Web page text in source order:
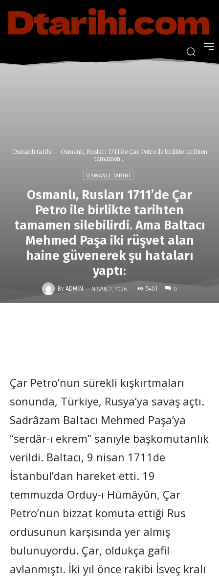
Osmanlı tarihi
Osmanlı, Rusları 1711'de Çar Petro ile birlikte tarihten
tamamen...
OSMANLI TARIHI
Osmanlı, Rusları 1711’de Çar
Petro ile birlikte tarihten
tamamen silebilirdi. Ama Baltacı
Mehmed Paşa iki rüşvet alan
haine güvenerek şu hataları
yaptı:
By ADMIN - NISAN 2, 2026 5401 0
Çar Petro’nun sürekli kışkırtmaları
sonunda, Türkiye, Rusya’ya savaş açtı.
Sadrâzam Baltacı Mehmed Paşa’ya
“serdâr-ı ekrem” sanıyle başkomutanlık
verildi. Baltacı, 9 nisan 1711de
İstanbul’dan hareket etti. 19
temmuzda Orduy-ı Hümâyûn, Çar
Petro’nun bizzat komuta ettiği Rus
ordusunun karşısında yer almış
bulunuyordu. Çar, oldukça gafil
avlanmıştı. İki yıl önce rakibi İsveç kralı